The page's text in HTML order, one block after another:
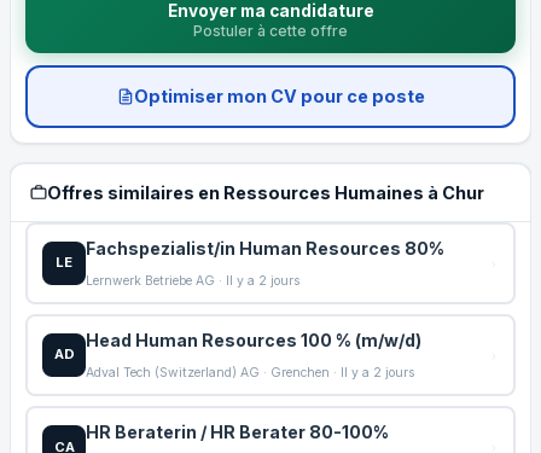
Envoyer ma candidature
Postuler à cette offre
Optimiser mon CV pour ce poste
Offres similaires en Ressources Humaines à Chur
LE
Fachspezialist/in Human Resources 80%
Lernwerk Betriebe AG · Il y a 2 jours
AD
Head Human Resources 100 % (m/w/d)
Adval Tech (Switzerland) AG · Grenchen · Il y a 2 jours
CA
HR Beraterin / HR Berater 80-100%